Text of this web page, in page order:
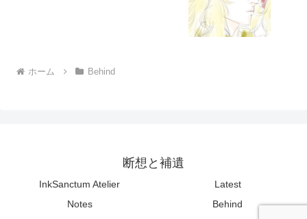
ホーム Behind
断想と補遺
InkSanctum Atelier
Latest
Notes
Behind